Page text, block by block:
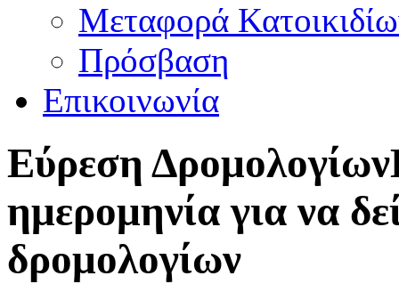
Μεταφορά
Πρόσβαση
Επικοινωνία
Εύρεση Δρομολογίων
ημερομηνία για να
δρομολογίων